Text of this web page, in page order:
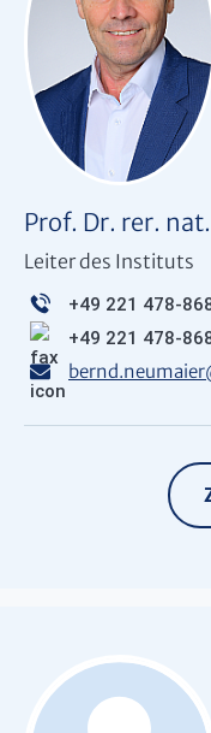
Prof. Dr. rer.
Leiter des Instituts
+49 221 478-
+49 221 478-
bernd.neumaier